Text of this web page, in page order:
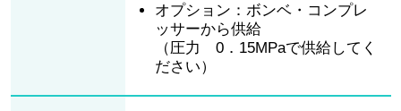
オプション：ボンベ・コンプレ
ッサーから供給
（圧力 0．15MPaで供給してく
ださい）